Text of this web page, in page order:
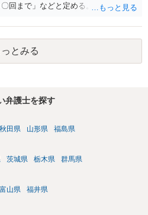
回まで」などと定める。 ・無料相談
別受任（有料契約）」が必要であ
理へ移行する場合は、弁護士と従業
を締結し、着手金や報酬等の費用体
ける。 相談料が無料であっても、法
対応、放置、あるいは誤った不当な
、弁護士法上の誠実義務違反や品位
して、弁護士会の懲戒対象となり得る
のほか、弁護士会や法律事務所に直
ると存じます。
っとみる
弁護士を探す
秋田県 山形県 福島県
茨城県 栃木県 群馬県
富山県 福井県